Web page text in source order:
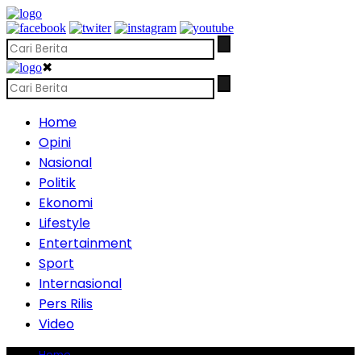
✖
Home
Opini
Nasional
Politik
Ekonomi
Lifestyle
Entertainment
Sport
Internasional
Pers Rilis
Video